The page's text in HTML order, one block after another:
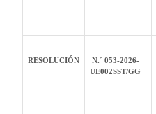
RESOLUCIÓN
N.° 053-2026-
UE002SST/GG